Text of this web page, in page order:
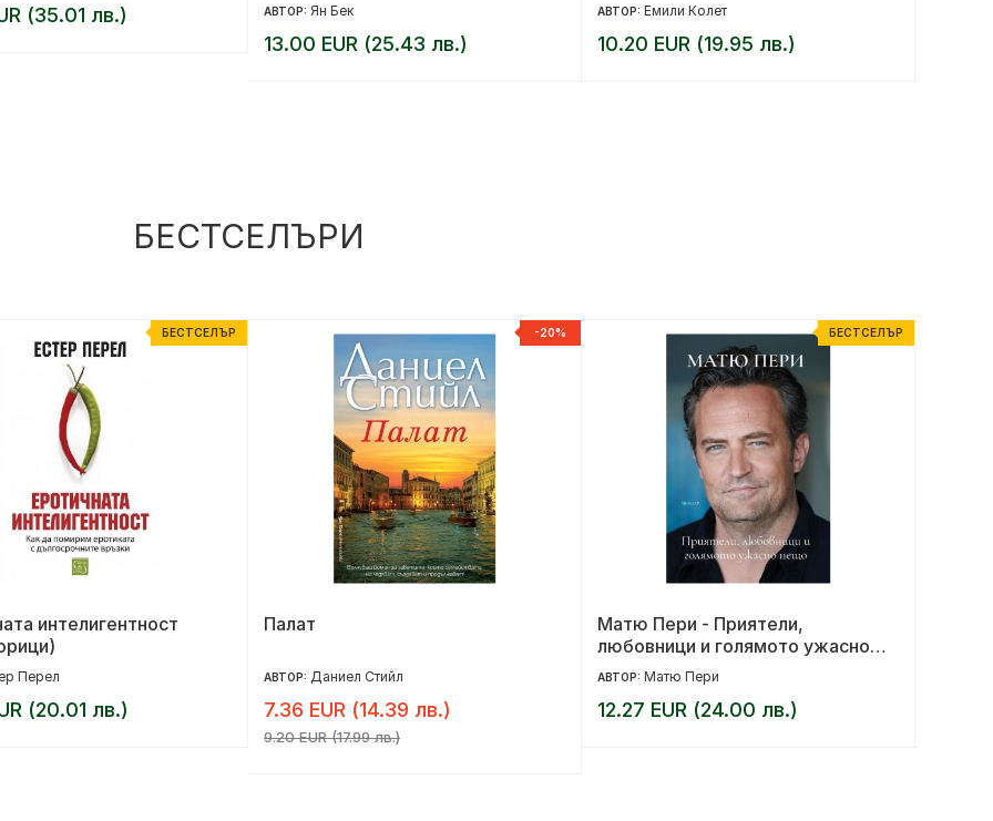
(35.01 лв.) АВТОР: Ян Бек
13.00 EUR (25.43 лв.)
АВТОР: Емили Колет
10.20 EUR (19.95 лв.)
БЕСТСЕЛЪРИ
БЕСТСЕЛЪР
интелигентност
Перел
(20.01 лв.)
-20%
Палат
АВТОР: Даниел Стийл
7.36 EUR (14.39 лв.)
9.20 EUR (17.99 лв.)
БЕСТСЕЛЪР
Матю Пери - Приятели,
любовници и голямото ужасно
нещо
АВТОР: Матю Пери
12.27 EUR (24.00 лв.)